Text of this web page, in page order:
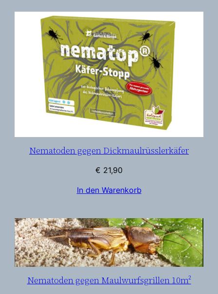
Nematoden gegen Dickmaulrüsslerkäfer
€ 21,90
In den Warenkorb
Nematoden gegen Maulwurfsgrillen 10m²